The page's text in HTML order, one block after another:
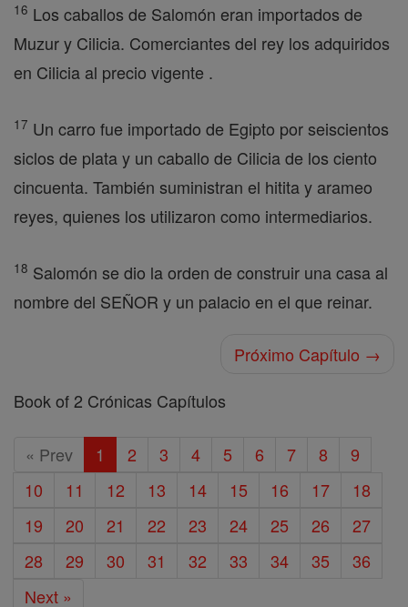
16 Los caballos de Salomón eran importados de
Muzur y Cilicia. Comerciantes del rey los adquiridos
en Cilicia al precio vigente .
17 Un carro fue importado de Egipto por seiscientos
siclos de plata y un caballo de Cilicia de los ciento
cincuenta. También suministran el hitita y arameo
reyes, quienes los utilizaron como intermediarios.
18 Salomón se dio la orden de construir una casa al
nombre del SEÑOR y un palacio en el que reinar.
Próximo Capítulo →
Book of 2 Crónicas Capítulos
« Prev 1 2 3 4 5 6 7 8
9
10
11 12 13 14 15 16 17
18
19
20 21 22 23 24 25 26
27
28
29 30 31 32 33 34 35
36
Next »